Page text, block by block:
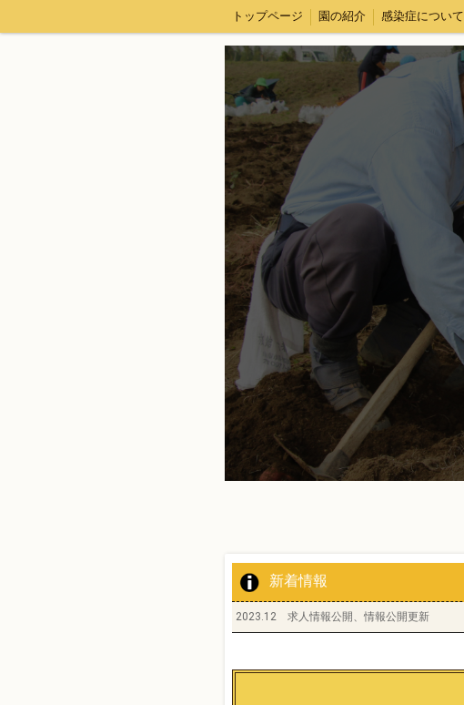
トップページ 園の紹介 感染症について
新着情報
2023.12 求人情報公開、情報公開更新